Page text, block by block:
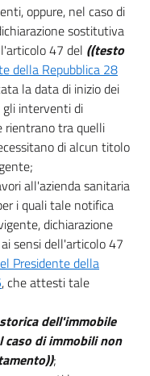
oppure, nel caso di
sostitutiva
47 del ((testo
della Repubblica 28
la data di inizio dei
interventi di
rientrano tra quelli
di alcun titolo
all'azienda sanitaria
i quali tale notifica
dichiarazione
sensi dell'articolo 47
Presidente della
, che attesti tale
dell'immobile
di immobili non
;